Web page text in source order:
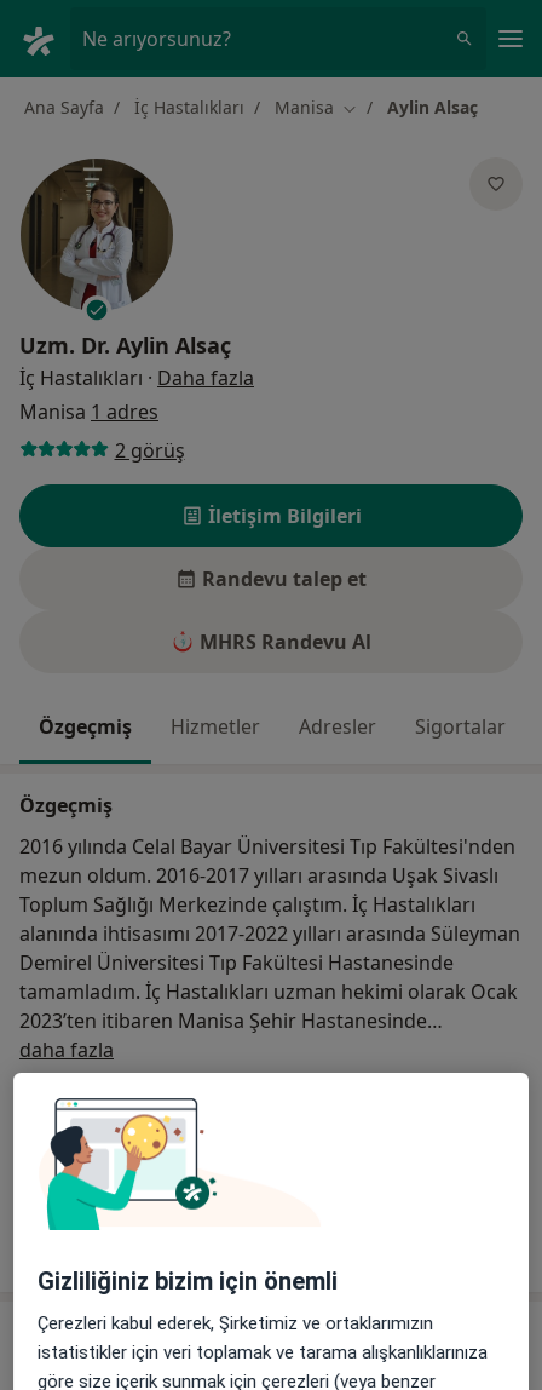
Ne arıyorsunuz?
Ana Sayfa İç Hastalıkları Manisa Şehir değiştir
Aylin Alsaç
Uzm. Dr. Aylin Alsaç
İç Hastalıkları · Daha fazla
Manisa 1 adres
2 görüş
İletişim Bilgileri
Randevu talep et
MHRS Randevu Al
Özgeçmiş Hizmetler Adresler Sigortalar
Özgeçmiş
2016 yılında Celal Bayar Üniversitesi Tıp Fakültesi'nden
mezun oldum. 2016-2017 yılları arasında Uşak Sivaslı
Toplum Sağlığı Merkezinde çalıştım. İç Hastalıkları
alanında ihtisasımı 2017-2022 yılları arasında Süleyman
Demirel Üniversitesi Tıp Fakültesi Hastanesinde
tamamladım. İç Hastalıkları uzman hekimi olarak Ocak
2023’ten itibaren Manisa Şehir Hastanesinde
hastalarımı karşılıyorum.
daha fazla
Başlıca İlgi Alanları
Mide Hastalıkları
Vitamin Eksikliği
Hizmetler
Diğer Hizmetler
Gizliliğiniz bizim için önemli
Çerezleri kabul ederek, Şirketimiz ve ortaklarımızın
istatistikler için veri toplamak ve tarama alışkanlıklarınıza
göre size içerik sunmak için çerezleri (veya benzer